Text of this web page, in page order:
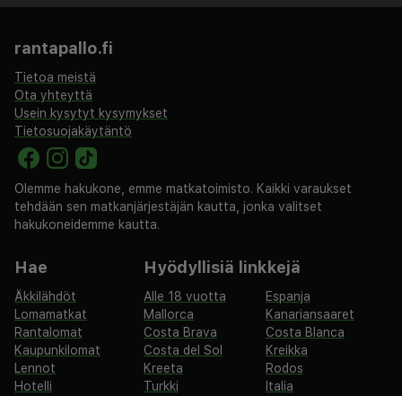
rantapallo.fi
Tietoa meistä
Ota yhteyttä
Usein kysytyt kysymykset
Tietosuojakäytäntö
Olemme hakukone, emme matkatoimisto. Kaikki varaukset
tehdään sen matkanjärjestäjän kautta, jonka valitset
hakukoneidemme kautta.
Hae
Äkkilähdöt
Lomamatkat
Rantalomat
Kaupunkilomat
Lennot
Hotelli
Hyödyllisiä linkkejä
Alle 18 vuotta
Espanja
Mallorca
Kanariansaaret
Costa Brava
Costa Blanca
Costa del Sol
Kreikka
Kreeta
Rodos
Turkki
Italia